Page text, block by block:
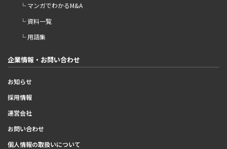
└ マンガでわかるM&A
└ 資料一覧
└ 用語集
企業情報・お問い合わせ
お知らせ
採用情報
運営会社
お問い合わせ
個人情報の取扱いについて